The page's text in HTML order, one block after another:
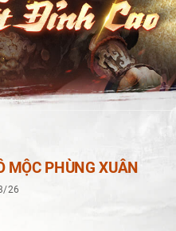
MỘC PHÙNG XUÂN
26